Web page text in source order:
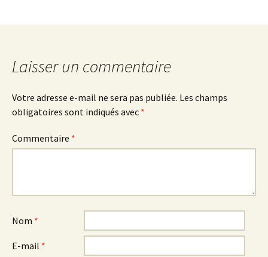
Laisser un commentaire
Votre adresse e-mail ne sera pas publiée. Les champs
obligatoires sont indiqués avec *
Commentaire *
Nom *
E-mail *